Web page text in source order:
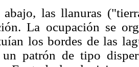
abajo, las llanuras
La ocupación se
los bordes de las
un patrón de tipo